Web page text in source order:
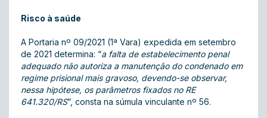
Risco à saúde
A Portaria nº 09/2021 (1ª Vara) expedida em setembro
de 2021 determina: “a falta de estabelecimento penal
adequado não autoriza a manutenção do condenado em
regime prisional mais gravoso, devendo-se observar,
nessa hipótese, os parâmetros fixados no RE
641.320/RS“, consta na súmula vinculante nº 56.